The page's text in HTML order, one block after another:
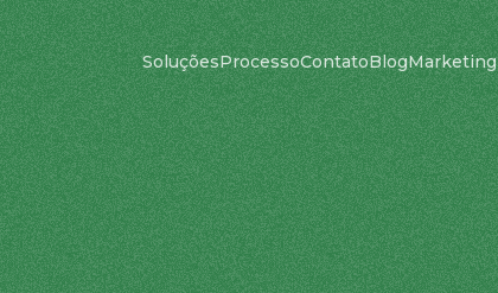
SoluçõesProcessoContatoBlogMarketing